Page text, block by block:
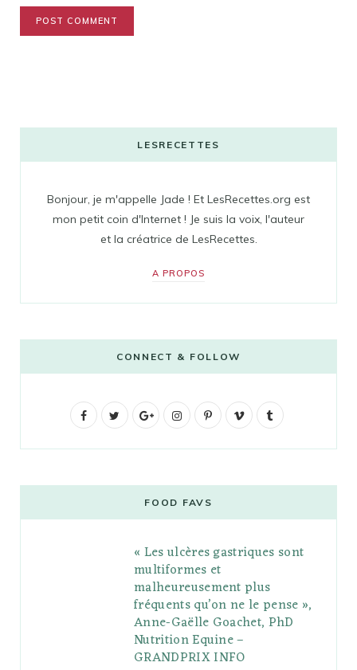
LESRECETTES
Bonjour, je m'appelle Jade ! Et LesRecettes.org est
mon petit coin d'Internet ! Je suis la voix, l'auteur
et la créatrice de LesRecettes.
A PROPOS
CONNECT & FOLLOW
F
b
t
G
g
l
e
P
l
s
I
t
a
g
r
a
m
P
e
r
e
s
V
o
l
r
FOOD FAVS
« Les ulcères gastriques sont
multiformes et
malheureusement plus
fréquents qu’on ne le pense »,
Anne-Gaëlle Goachet, PhD
Nutrition Equine –
GRANDPRIX INFO